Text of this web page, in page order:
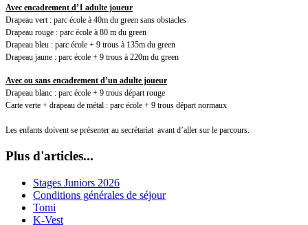
Avec encadrement d’1 adulte joueur
Drapeau vert : parc école à 40m du green sans obstacles
Drapeau rouge : parc école à 80 m du green
Drapeau bleu : parc école + 9 trous à 135m du green
Drapeau jaune : parc école + 9 trous à 220m du green
Avec ou sans encadrement d’un adulte joueur
Drapeau blanc : parc école + 9 trous départ rouge
Carte verte + drapeau de métal : parc école + 9 trous départ normaux
Les enfants doivent se présenter au secrétariat avant d’aller sur le parcours.
Plus d'articles...
Stages Juniors 2026
Conditions générales de séjour
Tomi
K-Vest